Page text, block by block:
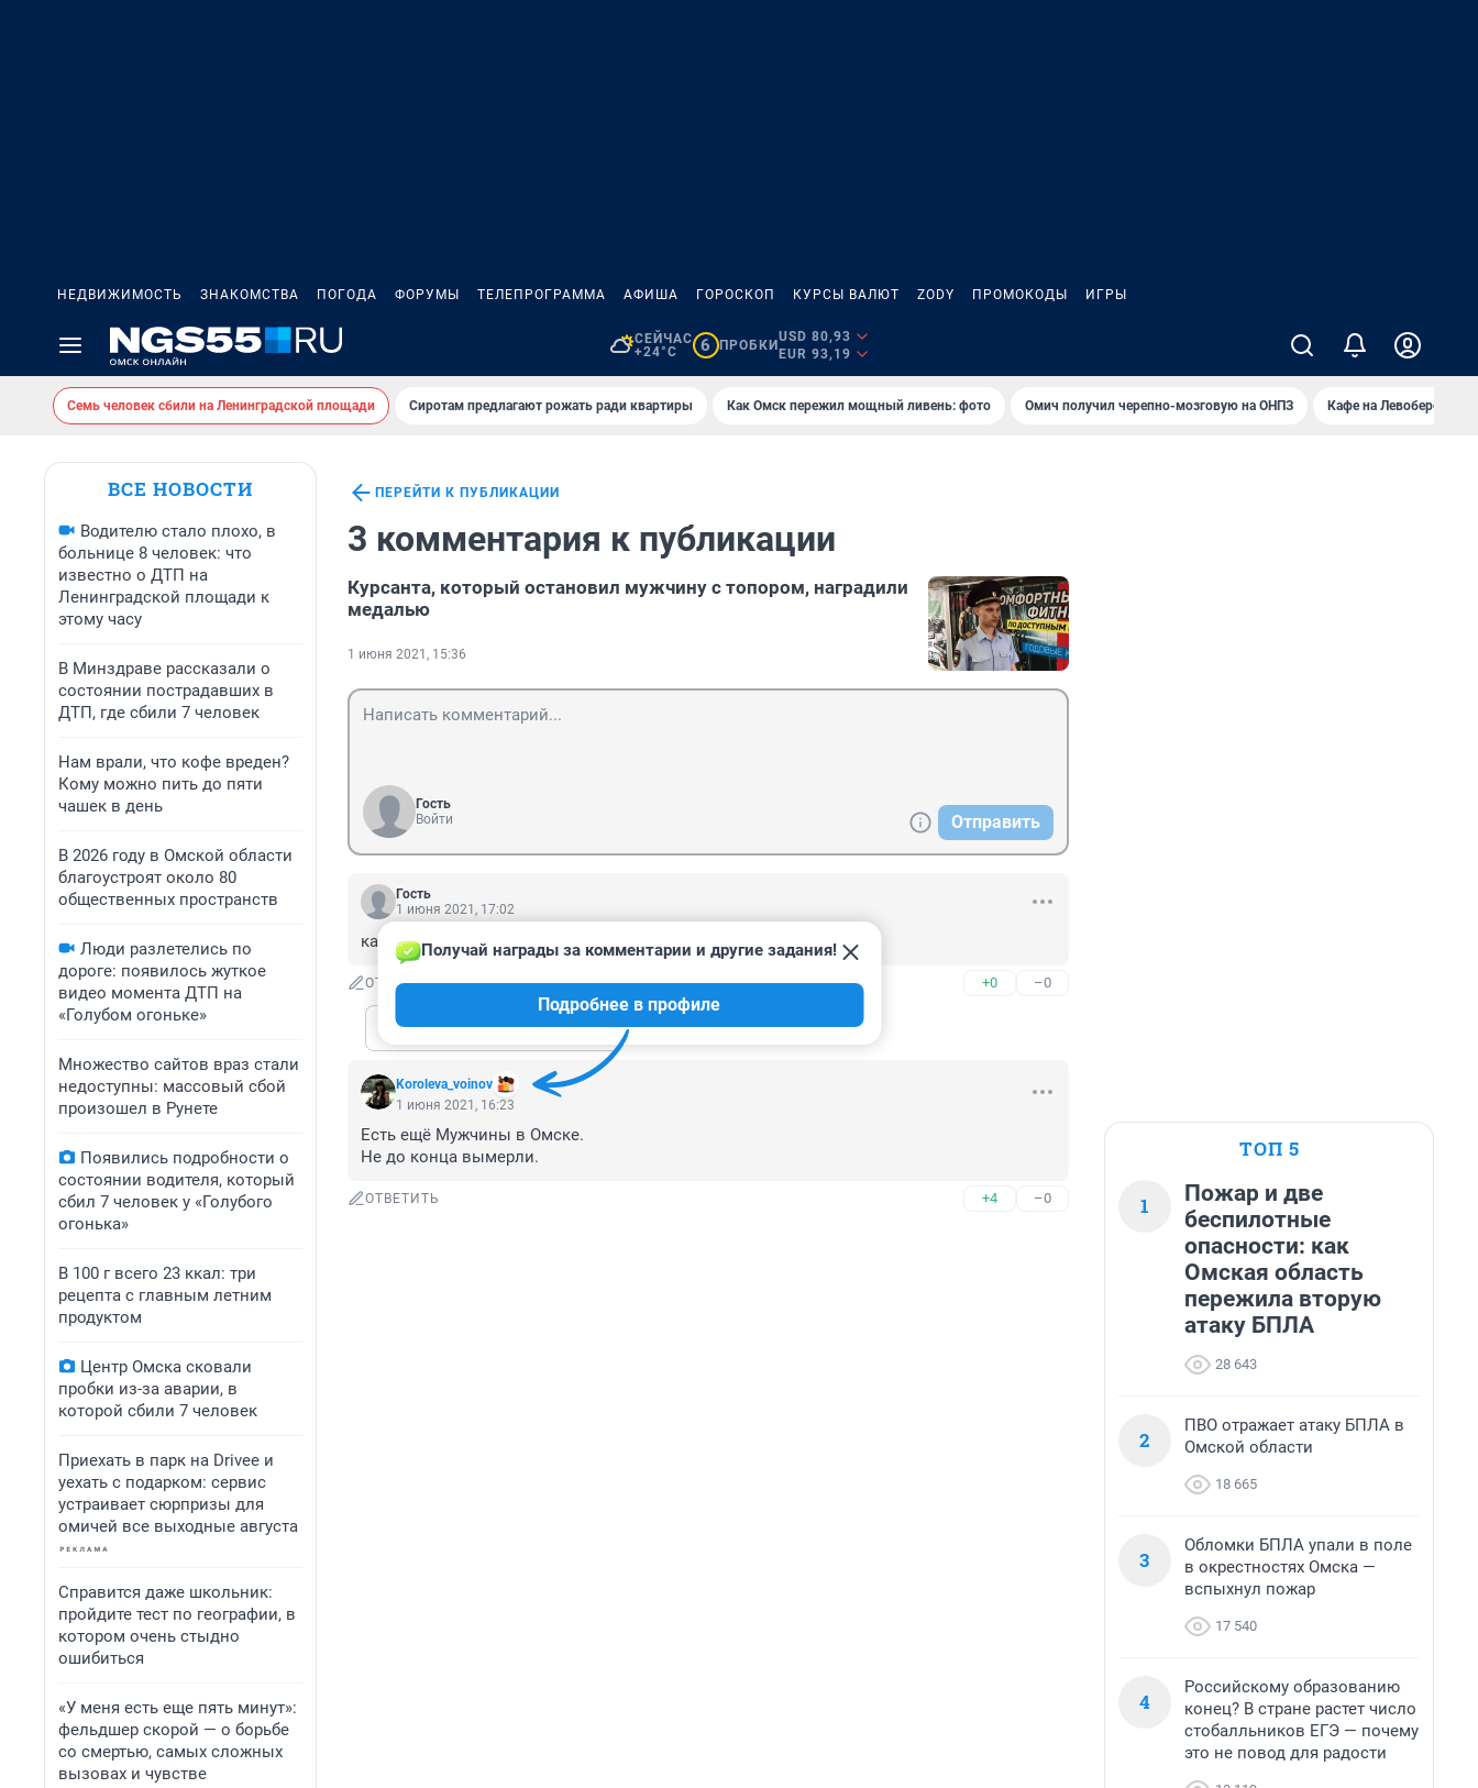
НЕДВИЖИМОСТЬ ЗНАКОМСТВА ПОГОДА ФОРУМЫ ТЕЛЕПРОГРАММА АФИША ГОРОСКОП КУРСЫ ВАЛЮТ ZODY ПРОМОКОДЫ ИГРЫ
СЕЙЧАС
+24°C
6 ПРОБКИ
USD 80,93
EUR 93,19
Семь человек сбили на Ленинградской площади Сиротам предлагают рожать ради квартиры Как Омск пережил мощный ливень: фото Омич получил черепно-мозговую на ОНПЗ Кафе на Левобережье
ВСЕ НОВОСТИ
Водителю стало плохо, в
больнице 8 человек: что
известно о ДТП на
Ленинградской площади к
этому часу
В Минздраве рассказали о
состоянии пострадавших в
ДТП, где сбили 7 человек
Нам врали, что кофе вреден?
Кому можно пить до пяти
чашек в день
В 2026 году в Омской области
благоустроят около 80
общественных пространств
Люди разлетелись по
дороге: появилось жуткое
видео момента ДТП на
«Голубом огоньке»
Множество сайтов враз стали
недоступны: массовый сбой
произошел в Рунете
Появились подробности о
состоянии водителя, который
сбил 7 человек у «Голубого
огонька»
В 100 г всего 23 ккал: три
рецепта с главным летним
продуктом
Центр Омска сковали
пробки из-за аварии, в
которой сбили 7 человек
Приехать в парк на Drivee и
уехать с подарком: сервис
устраивает сюрпризы для
омичей все выходные августа
Справится даже школьник:
пройдите тест по географии, в
котором очень стыдно
ошибиться
«У меня есть еще пять минут»:
фельдшер скорой — о борьбе
со смертью, самых сложных
вызовах и чувстве
ПЕРЕЙТИ К ПУБЛИКАЦИИ
3 комментария к публикации
Курсанта, который остановил мужчину с топором, наградили
медалью
1 июня 2021, 15:36
Гость
Войти
Отправить
Гость
1 июня 2021, 17:02
как можно отвертку перепутать с топором
ОТВЕТИТЬ 1 +0 –0
Показать ещё 1 ответ
Koroleva_voinov
Получай награды за комментарии и другие задания!
Подробнее в профиле
1 июня 2021, 16:23
Есть ещё Мужчины в Омске.
Не до конца вымерли.
ОТВЕТИТЬ +4 –0
ТОП 5
1
Пожар и две
беспилотные
опасности: как
Омская область
пережила вторую
атаку БПЛА
28 643
2
ПВО отражает атаку БПЛА в
Омской области
18 665
3
Обломки БПЛА упали в поле
в окрестностях Омска —
вспыхнул пожар
17 540
4
Российскому образованию
конец? В стране растет число
стобалльников ЕГЭ — почему
это не повод для радости